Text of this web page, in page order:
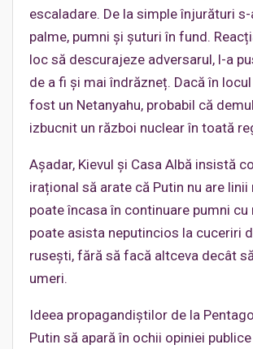
escaladare. De la simple înjurături
palme, pumni și șuturi în fund.
loc să descurajeze adversarul, l-a
de a fi și mai îndrăzneț. Dacă în
fost un Netanyahu, probabil că
izbucnit un război nuclear în toată
Așadar, Kievul și Casa Albă insistă
irațional să arate că Putin nu are linii
poate încasa în continuare pumni cu
poate asista neputincios la cuceriri
rusești, fără să facă altceva decât
umeri.
Ideea propagandiștilor de la
Putin să apară în ochii opiniei